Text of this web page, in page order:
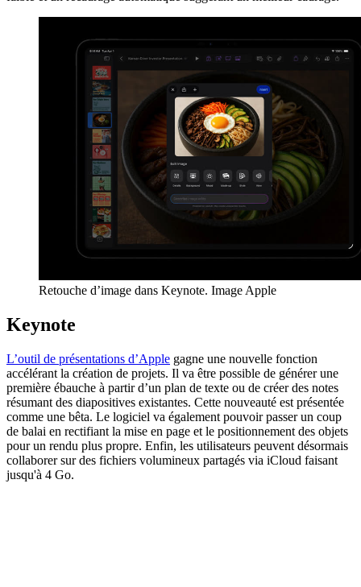
Retouche d’image dans Keynote. Image Apple
Keynote
L’outil de présentations d’Apple gagne une nouvelle fonction
accélérant la création de projets. Il va être possible de générer une
première ébauche à partir d’un plan de texte ou de créer des notes
résumant des diapositives existantes. Cette nouveauté est présentée
comme une bêta. Le logiciel va également pouvoir passer un coup
de balai en rectifiant la mise en page et le positionnement des objets
pour un rendu plus propre. Enfin, les utilisateurs peuvent désormais
collaborer sur des fichiers volumineux partagés via iCloud faisant
jusqu'à 4 Go.